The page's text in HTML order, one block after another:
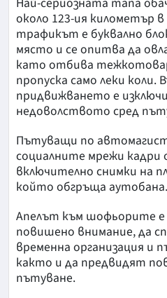
около 123-ия километър
трафикът е буквално
място и се опитва да
като отбива
пропуска само леки коли.
придвижването е
недоволството сред
Пътуващи по
социалните мрежи
включително снимки на
който обгръща аутобана.
Апелът към шофьорите е
повишено внимание, да
временна организация и
както и да предвидят
пътуване.